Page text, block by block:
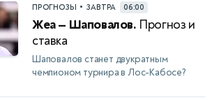
ПРОГНОЗЫ • ЗАВТРА 06:00
Жеа — Шаповалов. Прогноз и
ставка
Шаповалов станет двукратным
чемпионом турнира в Лос-Кабосе?